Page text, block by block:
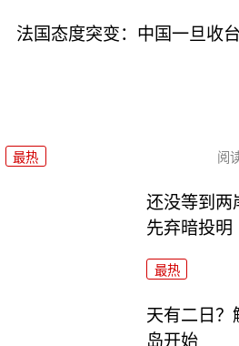
法国态度突变：中国一旦收
最热 阅
还没等到两
先弃暗投明
最热
天有二日？
岛开始